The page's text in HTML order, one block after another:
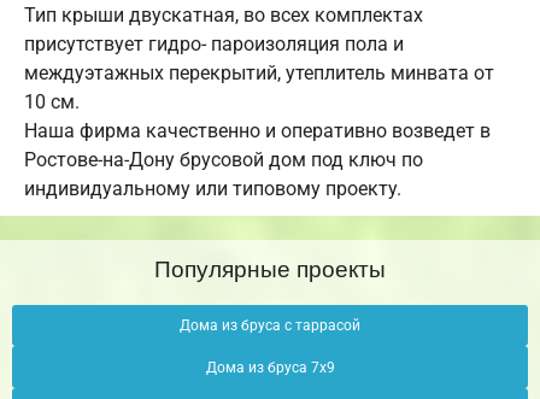
Тип крыши двускатная, во всех комплектах
присутствует гидро- пароизоляция пола и
междуэтажных перекрытий, утеплитель минвата от
10 см.
Наша фирма качественно и оперативно возведет в
Ростове-на-Дону брусовой дом под ключ по
индивидуальному или типовому проекту.
Популярные проекты
Дома из бруса с таррасой
Дома из бруса 7х9